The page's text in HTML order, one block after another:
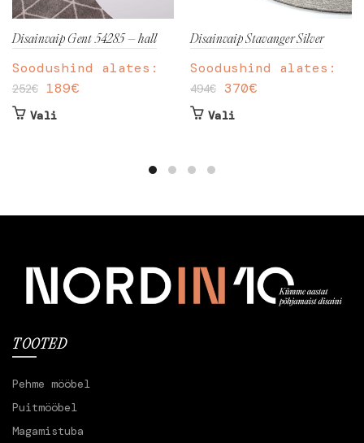
Disainvaip Gent 54285 – hall
Soodushind alates:
252€ 189€
ValiSellel
Disainvaip Stavanger Silver
Soodushind alates:
494€ 370€
ValiSellel
TOOTED
Pehme mööbel
Puitmööbel
Magamistuba